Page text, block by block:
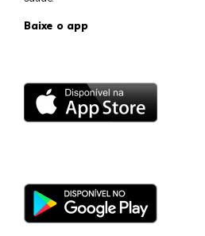
Baixe o app